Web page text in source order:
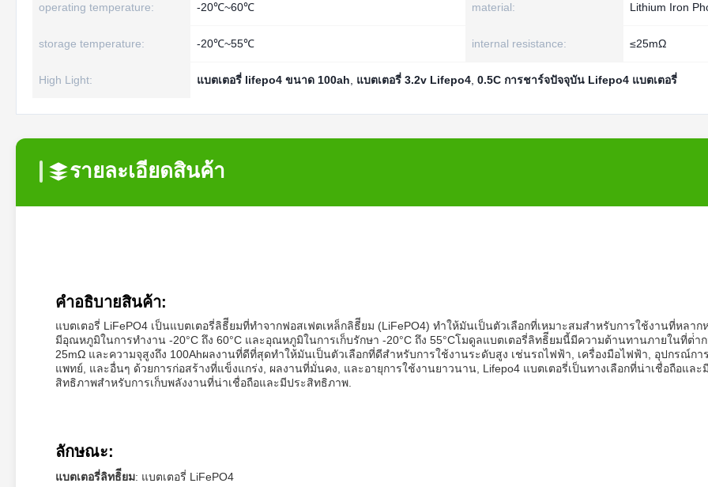
operating temperature: -20℃~60℃ material: Lithium Iron
storage temperature: -20℃~55℃ internal resistance: ≤25mΩ
High Light: แบตเตอรี่ lifepo4 ขนาด 100ah แบตเตอรี่ 3.2v Lifepo4 0.5C การชาร์จปัจจุบัน Lifepo4 แบตเตอรี่
รายละเอียดสินค้า
คําอธิบายสินค้า:
แบตเตอรี่ LiFePO4 เป็นแบตเตอรี่ลิธีียมที่ทําจากฟอสเฟตเหล็กลิธีียม (LiFePO4) ทําให้มันเป็นตัวเลือกที่เหมาะสมสําหรับการใช้งานที่หลาก
มีอุณหภูมิในการทํางาน -20°C ถึง 60°C และอุณหภูมิในการเก็บรักษา -20°C ถึง 55°Cโมดูลแบตเตอรี่ลิทธิียมนี้มีความต้านทานภายในที่ต่ําก
25mΩ และความจุสูงถึง 100Ahผลงานที่ดีที่สุดทําให้มันเป็นตัวเลือกที่ดีสําหรับการใช้งานระดับสูง เช่นรถไฟฟ้า, เครื่องมือไฟฟ้า, อุปกรณ์การ
แพทย์, และอื่นๆ ด้วยการก่อสร้างที่แข็งแกร่ง, ผลงานที่มั่นคง, และอายุการใช้งานยาวนาน, Lifepo4 แบตเตอรี่เป็นทางเลือกที่น่าเชื่อถือและ
สิทธิภาพสําหรับการเก็บพลังงานที่น่าเชื่อถือและมีประสิทธิภาพ.
ลักษณะ:
แบตเตอรี่ลิทธิียม: แบตเตอรี่ LiFePO4